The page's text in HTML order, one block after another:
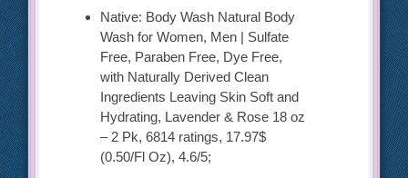
Native: Body Wash Natural Body
Wash for Women, Men | Sulfate
Free, Paraben Free, Dye Free,
with Naturally Derived Clean
Ingredients Leaving Skin Soft and
Hydrating, Lavender & Rose 18 oz
– 2 Pk, 6814 ratings, 17.97$
(0.50/Fl Oz), 4.6/5;